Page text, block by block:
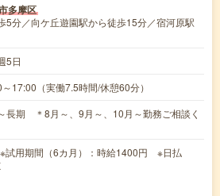
多摩区
5分／向ケ丘遊園駅から徒歩15分／宿河原駅
5日
17:00（実働7.5時間/休憩60分）
長期 ＊8月～、9月～、10月～勤務ご相談く
用期間（6カ月）：時給1400円 ※日払